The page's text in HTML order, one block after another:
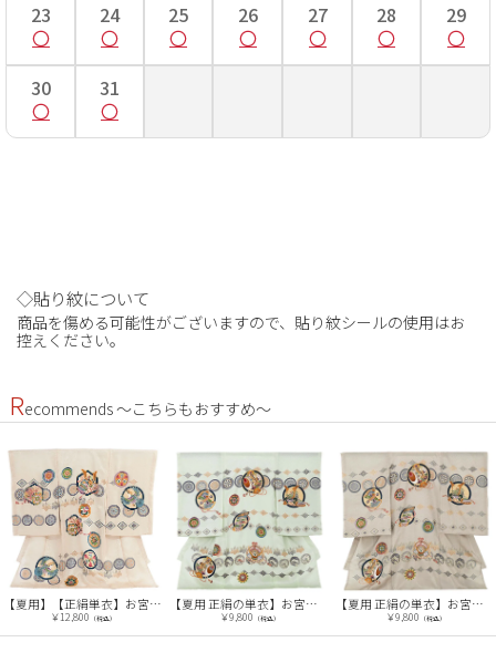
23 24 25 26 27 28 29
30 31
◇貼り紋について
商品を傷める可能性がございますので、貼り紋シールの使用はお
控えください。
Recommends ～こちらもおすすめ～
【夏用】【正絹単衣】お宮参り(男の子)レンタル 0274 ベージュ 丸紋鷹兜
￥12,800 （税込）
【夏用 正絹の単衣】お宮参り男の子 産着レンタル／緑 兜 小槌 Z262
￥9,800 （税込）
【夏用 正絹の単衣】お宮参り男の子 産着レンタル／グレー 兜 小槌 Z263
￥9,800 （税込）